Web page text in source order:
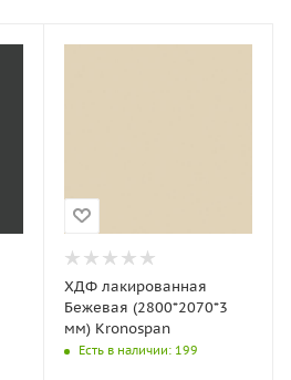
ХДФ лакированная
Бежевая (2800*2070*3
мм) Kronospan
Есть в наличии: 199